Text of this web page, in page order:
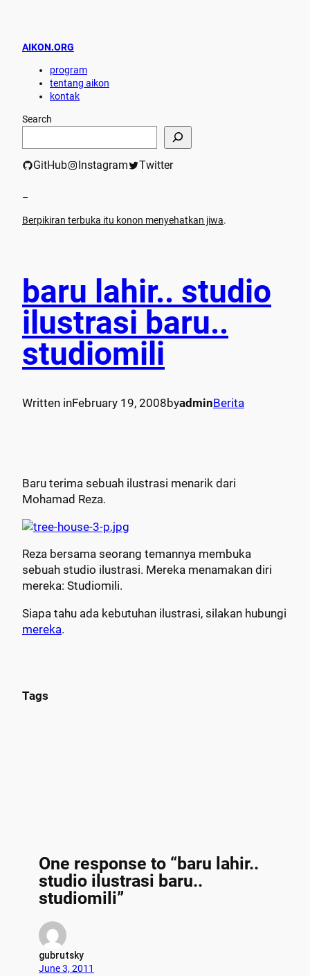
AIKON.ORG
program
tentang aikon
kontak
Search
GitHub Instagram Twitter
–
Berpikiran terbuka itu konon menyehatkan jiwa.
baru lahir.. studio
ilustrasi baru..
studiomili
Written inFebruary 19, 2008byadminBerita
Baru terima sebuah ilustrasi menarik dari
Mohamad Reza.
Reza bersama seorang temannya membuka
sebuah studio ilustrasi. Mereka menamakan diri
mereka: Studiomili.
Siapa tahu ada kebutuhan ilustrasi, silakan hubungi
mereka.
Tags
One response to “baru lahir..
studio ilustrasi baru..
studiomili”
gubrutsky
June 3, 2011